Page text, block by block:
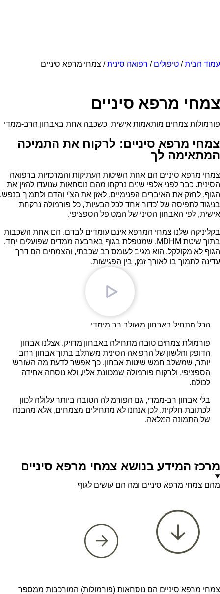
עמוד הבית/ טיפולים / רפואה סינית/ צמחי מרפא סיניים
צמחי מרפא סיניים
פורמולות צמחים מותאמות אישית, כשכבה אחת באבחון הרב-ממדי
צמחי מרפא סיניים: לרקוח את התמיכה
המתאימה לך
צמחי מרפא סיניים הם אחת השיטות העתיקות והמרכזיות ברפואה
הסינית. כבר לפני אלפי שנים נרקחו מהם נוסחאות שנועדו להזין את
הגוף, לחזק את האיברים הפנימיים, לאזן את הצ'י והדם ולתמוך בנפש.
בניגוד לתפיסה של 'כדור אחד לכל הבעיות', כל פורמולה נרקחת
אישית, לפי האבחון הסיני של המטופל הספציפי.
בקליניקה שלנו צמחי המרפא אינם עומדים לבדם. הם אחת השכבות
בתוך שיטת MDHM, שמטפלת בגוף בארבעה ממדים שפועלים יחד.
הגוף לא מקולקל, הוא מגיב לעומס רב שכבתי, והצמחים הם דרך
עדינה לתמוך בו לאורך זמן, בין הפגישות.
הכל מתחיל באבחון משולב רב מימדי
פורמולת צמחים טובה מתחילה באבחון מדויק. אצלנו אבחון
הדופק והלשון של הרפואה הסינית משתלב בתוך אבחון רחב
יותר, שמשלב חמש שיטות אבחון. כך אפשר לדעת מה השורש
הספציפי, ולרקוח פורמולה שמכוונת אליו, ולא נוסחה אחידה
לכולם.
בלי אבחון רב-ממדי, גם הפורמולה הטובה ביותר עלולה לכוון
לכתובת חלקית. לכן אנחנו לא מתחילים מצמחים, אלא מהבנה
של התמונה המלאה.
מרכז המידע בנושא צמחי מרפא סיניים
מהם צמחי מרפא סיניים ומה הם עושים לגוף
צמחי מרפא סיניים הם נוסחאות (פורמולות) המורכבות ממספר